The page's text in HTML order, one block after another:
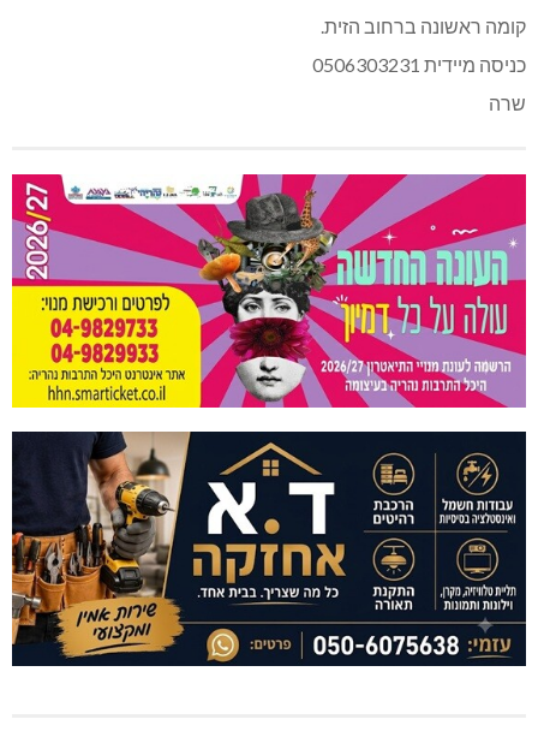
קומה ראשונה ברחוב הזית.
כניסה מיידית 0506303231
שרה